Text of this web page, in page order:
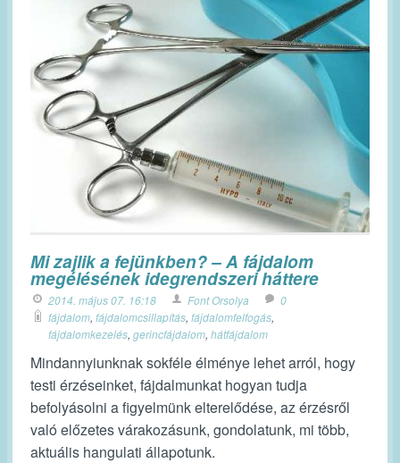
Mi zajlik a fejünkben? – A fájdalom
megélésének idegrendszeri háttere
2014. május 07. 16:18 Font Orsolya
0
fájdalom, fájdalomcsillapítás, fájdalomfelfogás,
fájdalomkezelés, gerincfájdalom, hátfájdalom
Mindannyiunknak sokféle élménye lehet arról, hogy
testi érzéseinket, fájdalmunkat hogyan tudja
befolyásolni a figyelmünk elterelődése, az érzésről
való előzetes várakozásunk, gondolatunk, mi több,
aktuális hangulati állapotunk.